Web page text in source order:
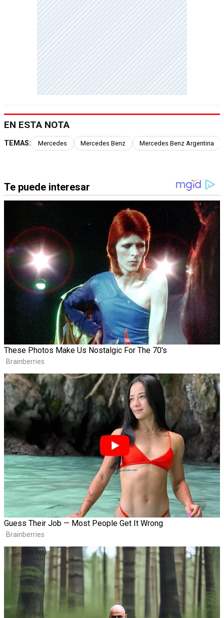
EN ESTA NOTA
TEMAS: Mercedes Mercedes Benz Mercedes Benz Argentina